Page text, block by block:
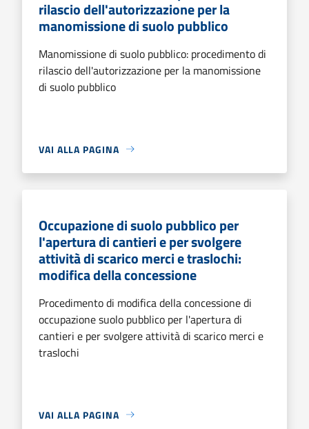
rilascio dell'autorizzazione per la
manomissione di suolo pubblico
Manomissione di suolo pubblico: procedimento di
rilascio dell'autorizzazione per la manomissione
di suolo pubblico
VAI ALLA PAGINA
Occupazione di suolo pubblico per
l'apertura di cantieri e per svolgere
attività di scarico merci e traslochi:
modifica della concessione
Procedimento di modifica della concessione di
occupazione suolo pubblico per l'apertura di
cantieri e per svolgere attività di scarico merci e
traslochi
VAI ALLA PAGINA